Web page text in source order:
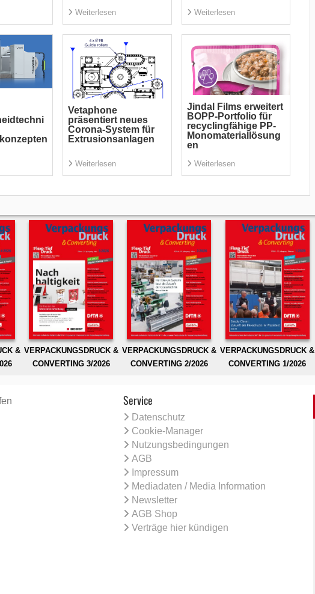
Weiterlesen Weiterlesen
Vetaphone
präsentiert neues
Corona-System für
Extrusionsanlagen
Weiterlesen
Jindal Films erweitert
BOPP-Portfolio für
recyclingfähige PP-
Monomateriallösung
en
Weiterlesen
& VERPACKUNGSDRUCK &
CONVERTING 3/2026
VERPACKUNGSDRUCK &
CONVERTING 2/2026
VERPACKUNGSDRUCK &
CONVERTING 1/2026
Service
Datenschutz
Cookie-Manager
Nutzungsbedingungen
AGB
Impressum
Mediadaten / Media Information
Newsletter
AGB Shop
Verträge hier kündigen